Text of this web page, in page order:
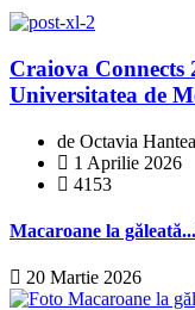
Craiova Connects
Universitatea de
de Octavia Hantea
1 Aprilie 2026
4153
Macaroane la
20 Martie 2026